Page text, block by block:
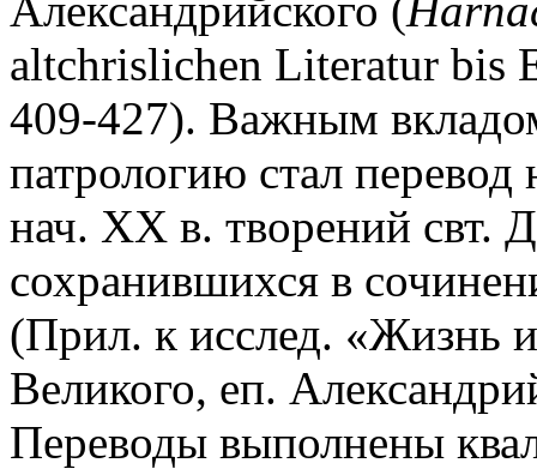
altchrislichen Literatur bis
409-427). Важным
патрологию стал перевод
нач. XX в. творений свт.
сохранившихся в
(Прил. к исслед. «Жизнь
Великого, еп.
Переводы выполнены